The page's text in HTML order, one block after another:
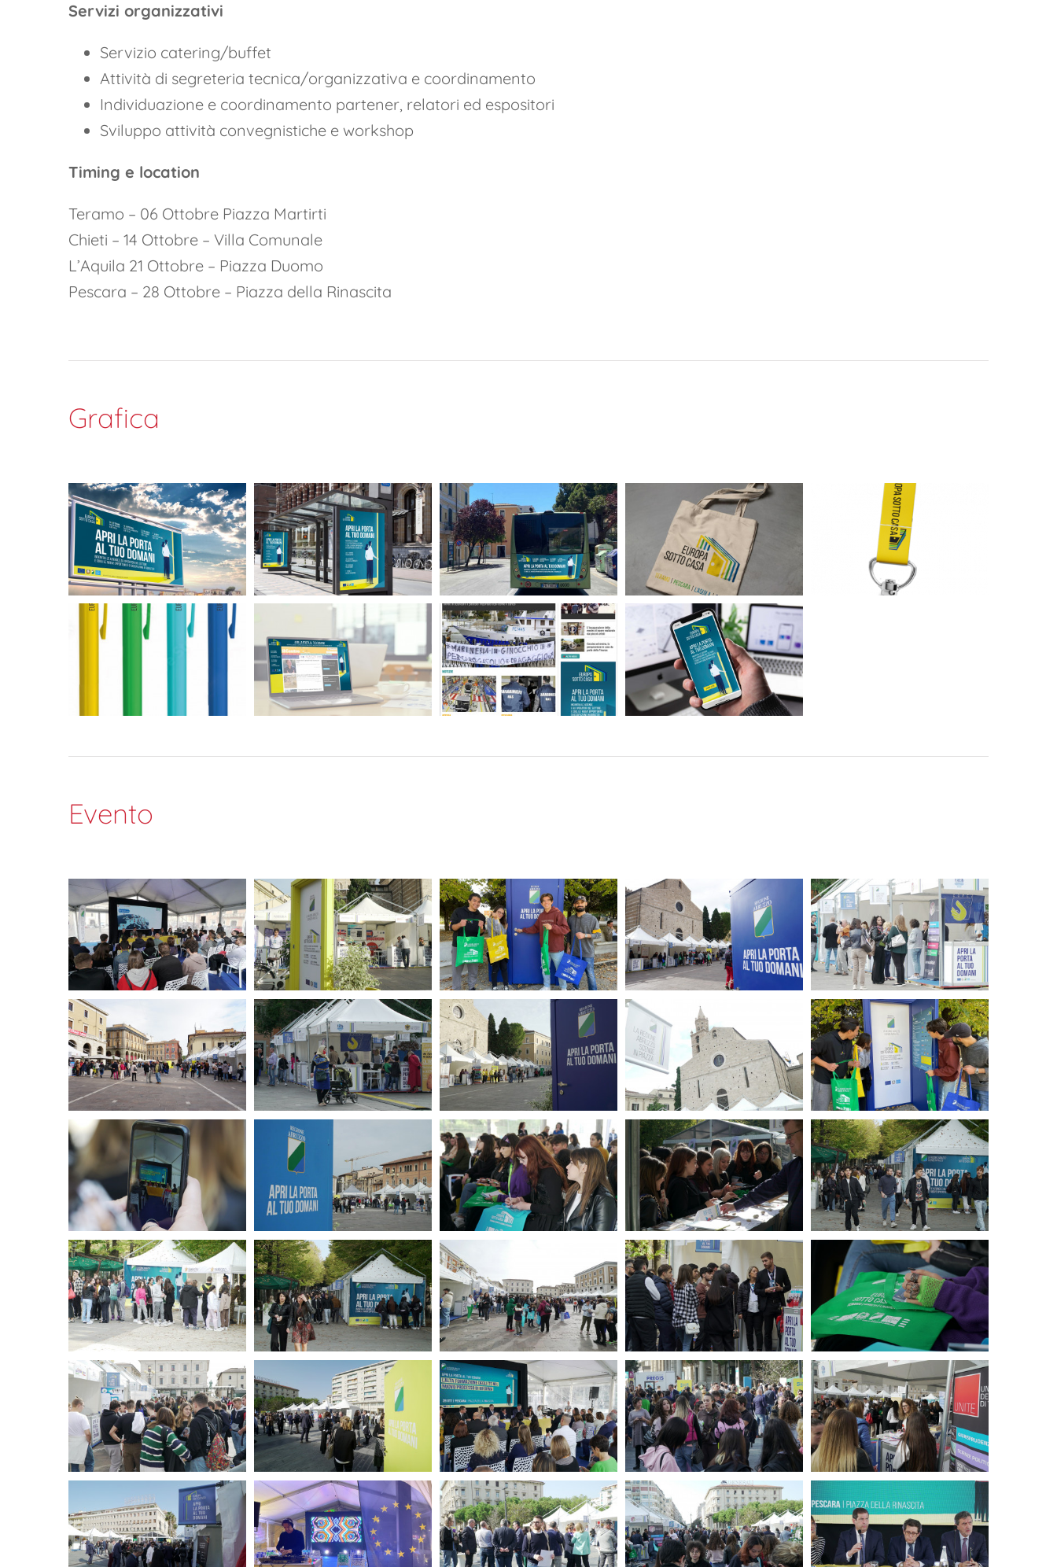
Servizi organizzativi
Servizio catering/buffet
Attività di segreteria tecnica/organizzativa e coordinamento
Individuazione e coordinamento partener, relatori ed espositori
Sviluppo attività convegnistiche e workshop
Timing e location
Teramo – 06 Ottobre Piazza Martirti
Chieti – 14 Ottobre – Villa Comunale
L’Aquila 21 Ottobre – Piazza Duomo
Pescara – 28 Ottobre – Piazza della Rinascita
Grafica
Evento